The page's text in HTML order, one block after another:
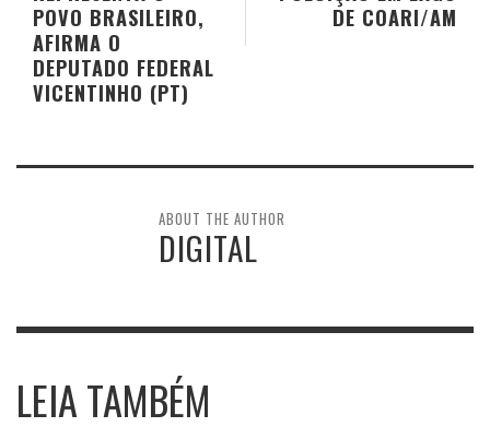
DE COARI/AM
POVO BRASILEIRO,
AFIRMA O
DEPUTADO FEDERAL
VICENTINHO (PT)
ABOUT THE AUTHOR
DIGITAL
LEIA TAMBÉM